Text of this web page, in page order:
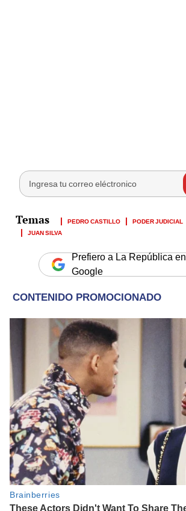
PEDRO CASTILLO PODER JUDICIAL
JUAN SILVA
Prefiero a La República en
Google